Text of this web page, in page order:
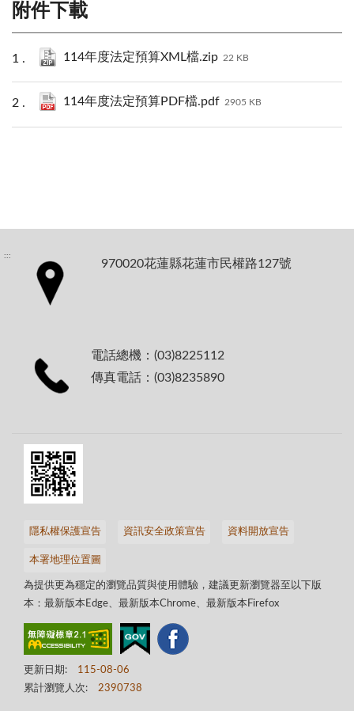
附件下載
114年度法定預算XML檔.zip 22 KB
114年度法定預算PDF檔.pdf 2905 KB
:::
970020花蓮縣花蓮市民權路127號
電話總機：(03)8225112
傳真電話：(03)8235890
隱私權保護宣告 資訊安全政策宣告 資料開放宣告
本署地理位置圖
為提供更為穩定的瀏覽品質與使用體驗，建議更新瀏覽器至以下版
本：最新版本Edge、最新版本Chrome、最新版本Firefox
更新日期:
115-08-06
累計瀏覽人次:
2390738